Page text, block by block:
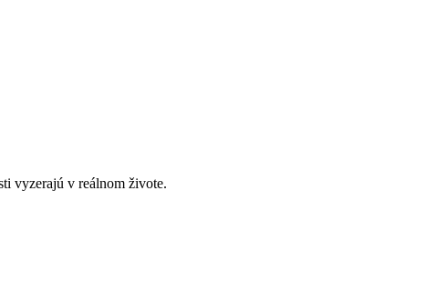
vyzerajú v reálnom živote.